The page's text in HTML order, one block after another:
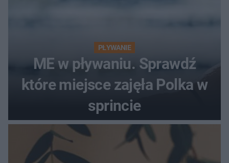
PŁYWANIE
ME w pływaniu. Sprawdź
które miejsce zajęła Polka w
sprincie